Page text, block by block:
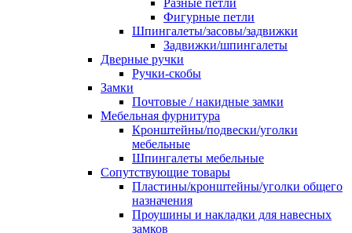
Разные петли
Фигурные петли
Шпингалеты/засовы/задвижки
Задвижки/шпингалеты
Дверные ручки
Ручки-скобы
Замки
Почтовые / накидные замки
Мебельная фурнитура
Кронштейны/подвески/уголки
мебельные
Шпингалеты мебельные
Сопутствующие товары
Пластины/кронштейны/уголки общего
назначения
Проушины и накладки для навесных
замков